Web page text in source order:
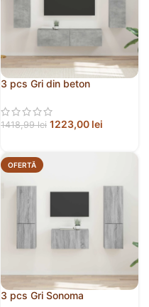
3 pcs Gri din beton
1418,99lei 1223,00 lei
OFERTĂ
3 pcs Gri Sonoma